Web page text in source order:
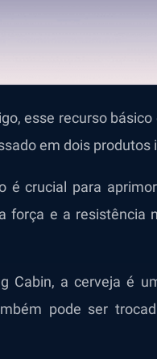
esse recurso
em dois produtos
é crucial para
força e a resistência
Cabin, a cerveja é
pode ser